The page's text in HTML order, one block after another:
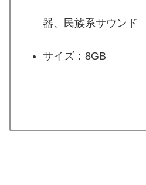
器、民族系サウンド
サイズ：8GB